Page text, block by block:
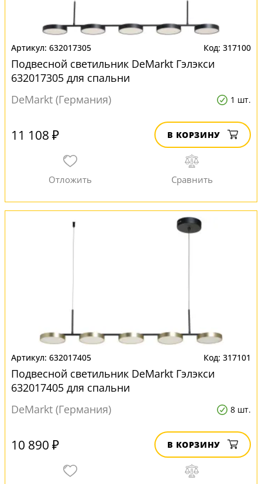
632017305 317100
Подвесной светильник DeMarkt Гэлэкси
632017305 для спальни
DeMarkt (Германия)
1 шт.
11 108 ₽ В КОРЗИНУ
632017405 317101
Подвесной светильник DeMarkt Гэлэкси
632017405 для спальни
DeMarkt (Германия)
8 шт.
10 890 ₽ В КОРЗИНУ